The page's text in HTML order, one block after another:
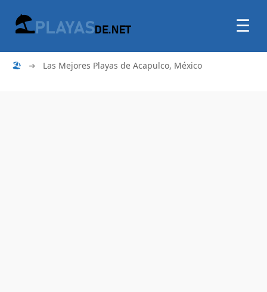
☰
🏖 ➜ Las Mejores Playas de Acapulco, México